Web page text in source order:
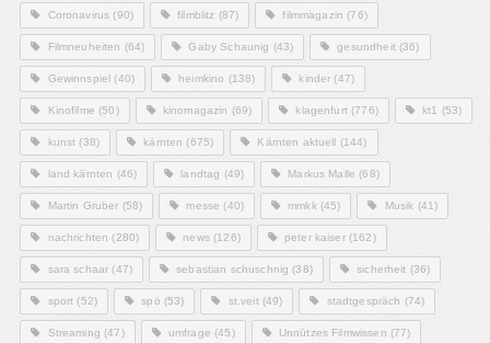
Coronavirus (90) filmblitz (87) filmmagazin (76)
Filmneuheiten (64) Gaby Schaunig (43) gesundheit(36)
Gewinnspiel (40) heimkino (138) kinder (47)
Kinofilme (50) kinomagazin (69) klagenfurt(776) kt1 (53)
kunst (38) kärnten (675) Kärnten aktuell (144)
land kärnten (46) landtag (49) Markus Malle (68)
Martin Gruber (58) messe (40) mmkk(45) Musik (41)
nachrichten (280) news(126) peter kaiser(162)
sara schaar (47) sebastian schuschnig (38) sicherheit (36)
sport (52) spö (53) st.veit(49) stadtgespräch (74)
Streaming (47) umfrage (45) Unnützes Filmwissen (77)